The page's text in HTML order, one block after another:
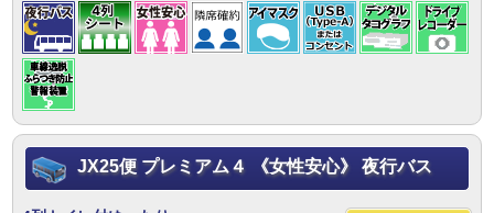
JX25便 プレミアム４ 《女性安心》 夜行バス